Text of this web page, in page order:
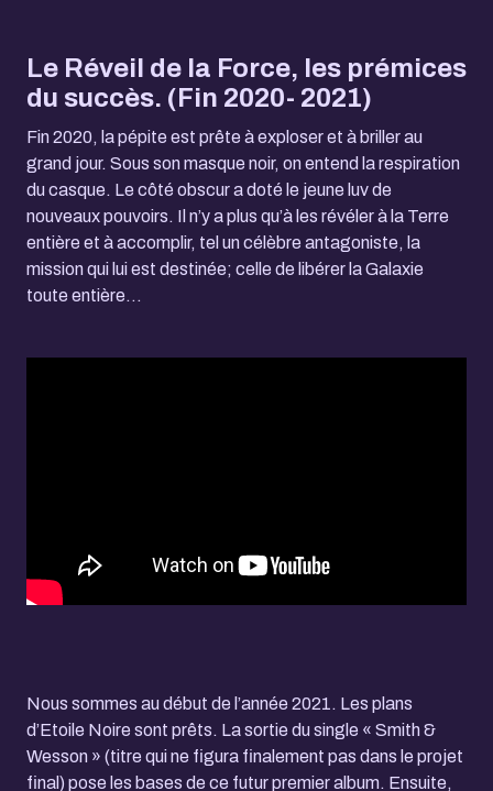
Le Réveil de la Force, les prémices
du succès. (Fin 2020- 2021)
Fin 2020, la pépite est prête à exploser et à briller au
grand jour. Sous son masque noir, on entend la respiration
du casque. Le côté obscur a doté le jeune luv de
nouveaux pouvoirs. Il n’y a plus qu’à les révéler à la Terre
entière et à accomplir, tel un célèbre antagoniste, la
mission qui lui est destinée; celle de libérer la Galaxie
toute entière…
Nous sommes au début de l’année 2021. Les plans
d’Etoile Noire sont prêts. La sortie du single « Smith &
Wesson » (titre qui ne figura finalement pas dans le projet
final) pose les bases de ce futur premier album. Ensuite,